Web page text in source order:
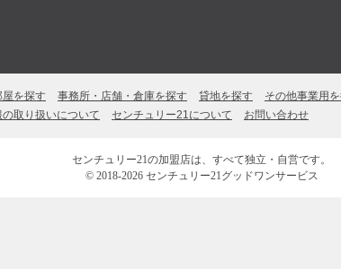
屋を探す 事務所・店舗・倉庫を探す 貸地を探す その他事業用
の取り扱いについて
センチュリー21について お問い合わせ
センチュリー21の加盟店は、すべて独立・自営です。
© 2018-2026 センチュリー21グッドワンサービス